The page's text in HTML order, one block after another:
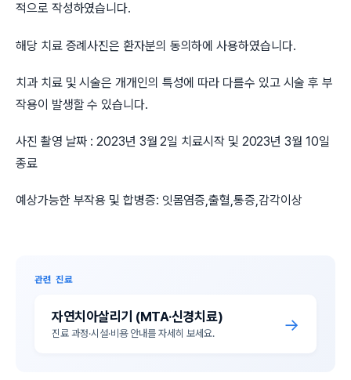
적으로 작성하였습니다.
해당 치료 증례사진은 환자분의 동의하에 사용하였습니다.
치과 치료 및 시술은 개개인의 특성에 따라 다를수 있고 시술 후 부
작용이 발생할 수 있습니다.
사진 촬영 날짜 : 2023년 3월 2일 치료시작 및 2023년 3월 10일
종료
예상가능한 부작용 및 합병증: 잇몸염증,출혈,통증,감각이상
관련 진료
자연치아살리기 (MTA·신경치료)
진료 과정·시설·비용 안내를 자세히 보세요. →